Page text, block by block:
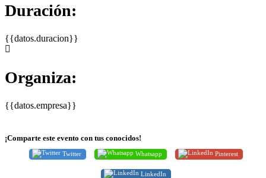
Duración:
{{datos.duracion}}
Organiza:
{{datos.empresa}}
¡Comparte este evento con tus conocidos!
Twitter Whatsapp Pinterest
LinkedIn